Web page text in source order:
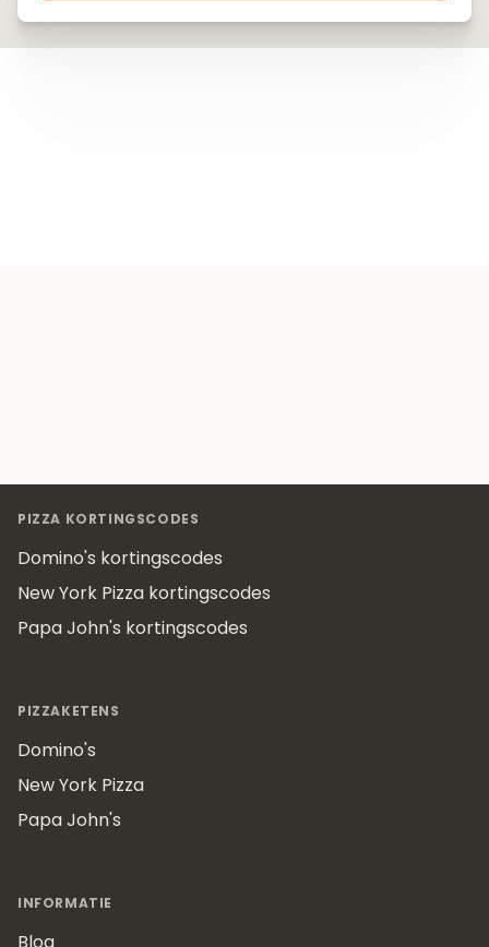
PIZZA KORTINGSCODES
Domino's kortingscodes
New York Pizza kortingscodes
Papa John's kortingscodes
PIZZAKETENS
Domino's
New York Pizza
Papa John's
INFORMATIE